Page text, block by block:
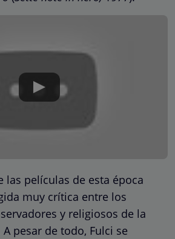
las películas de esta época
muy crítica entre los
y religiosos de la
pesar de todo, Fulci se